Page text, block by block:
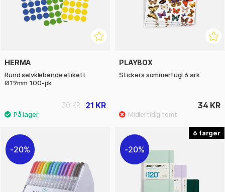
HERMA
Rund selvklebende etikett
Ø19mm 100-pk
21 KR
30 KR
PLAYBOX
Stickers sommerfugl 6 ark
34 KR
20%
6
20%